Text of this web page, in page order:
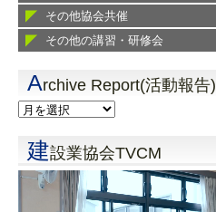
その他協会共催
その他の講習・研修会
Archive Report(活動報告)
建設業協会TVCM